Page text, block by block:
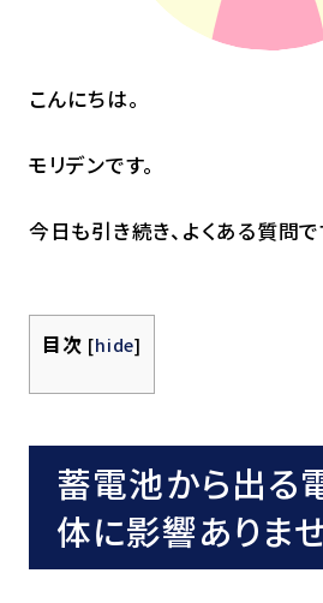
こんにちは。
モリデンです。
今日も引き続き、よくある質問で
目次 [hide]
蓄電池から出る
体に影響ありま